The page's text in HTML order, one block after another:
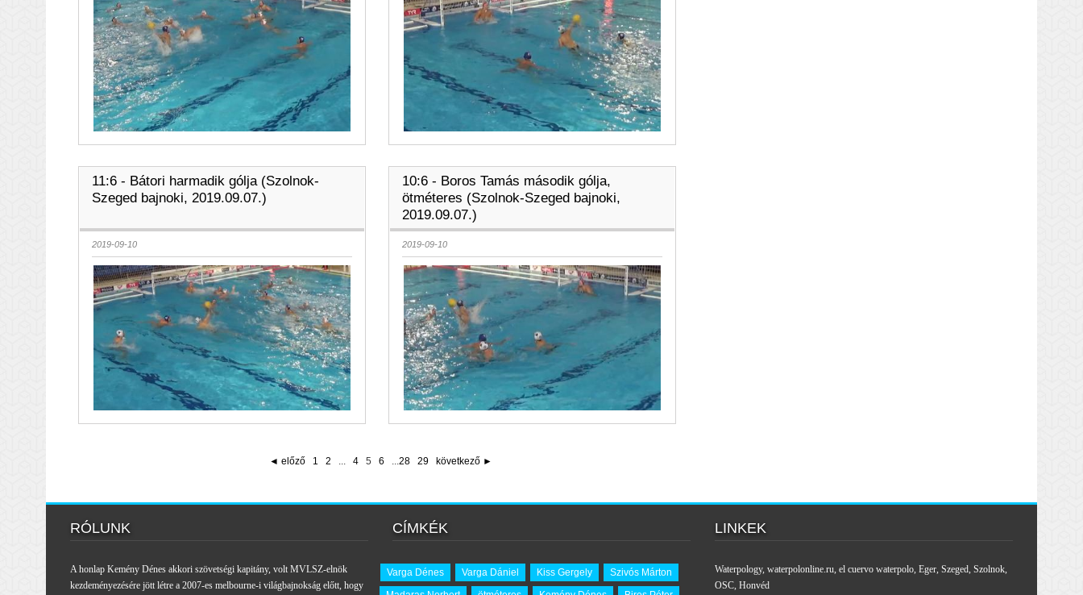
11:6 - Bátori harmadik gólja (Szolnok-
Szeged bajnoki, 2019.09.07.)
2019-09-10
10:6 - Boros Tamás második gólja,
ötméteres (Szolnok-Szeged bajnoki,
2019.09.07.)
2019-09-10
◄ előző 1 2 ... 4 5 6 ...28 29 következő ►
RÓLUNK
A honlap Kemény Dénes akkori szövetségi kapitány, volt MVLSZ-elnök
kezdeményezésére jött létre a 2007-es melbourne-i világbajnokság előtt, hogy
CÍMKÉK
Varga Dénes Varga Dániel Kiss Gergely
Szivós Márton
LINKEK
Waterpology, waterpolonline.ru, el cuervo waterpolo, Eger, Szeged, Szolnok,
OSC, Honvéd